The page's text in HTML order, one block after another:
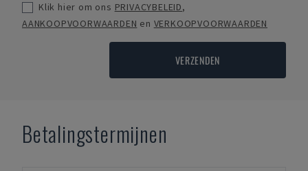
Klik hier om ons PRIVACYBELEID,
AANKOOPVOORWAARDEN en VERKOOPVOORWAARDEN
VERZENDEN
Betalingstermijnen